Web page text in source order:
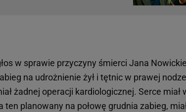
w sprawie przyczyny śmierci Jana
na udrożnienie żył i tętnic w prawej
żadnej operacji kardiologicznej. Serce miał
planowany na połowę grudnia zabieg,